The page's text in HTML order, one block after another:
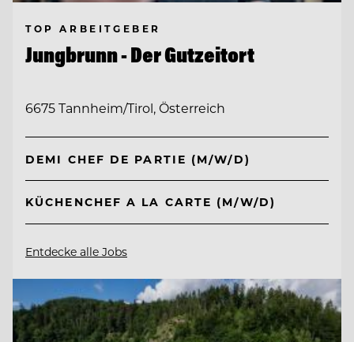
TOP ARBEITGEBER
Jungbrunn - Der Gutzeitort
6675 Tannheim/Tirol, Österreich
DEMI CHEF DE PARTIE (M/W/D)
KÜCHENCHEF A LA CARTE (M/W/D)
Entdecke alle Jobs